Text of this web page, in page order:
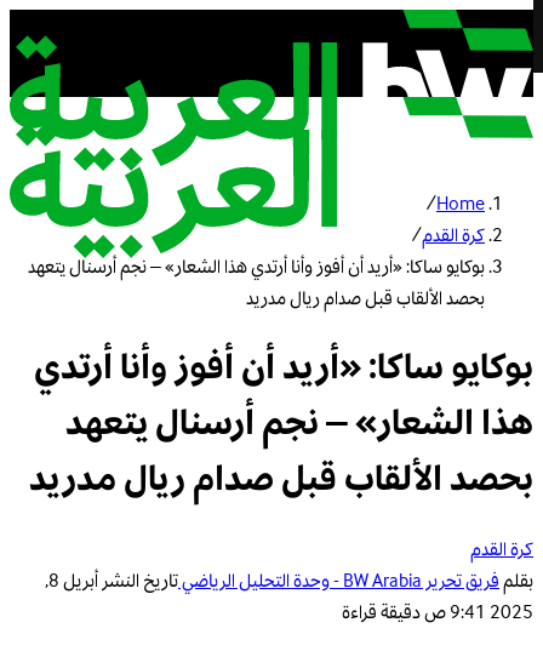
Home
/
كرة القدم/
بوكايو ساكا: «أريد أن أفوز وأنا أرتدي هذا الشعار» – نجم أرسنال يتعهد
بحصد الألقاب قبل صدام ريال مدريد
بوكايو ساكا: «أريد أن أفوز وأنا أرتدي
هذا الشعار» – نجم أرسنال يتعهد
بحصد الألقاب قبل صدام ريال مدريد
كرة القدم
بقلمفريق تحرير BW Arabia - وحدة التحليل الرياضي تاريخ النشر
أبريل 8,
2025 9:41 ص
دقيقة قراءة